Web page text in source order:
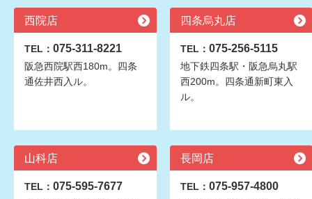
西院店
TEL： 075-311-8221
阪急西院駅西180m。四条
通佐井西入ル。
四条烏丸店
TEL： 075-256-5115
地下鉄四条駅・阪急烏丸駅
西200m。四条通新町東入
ル。
山科店
TEL： 075-595-7677
長岡店
TEL： 075-957-4800